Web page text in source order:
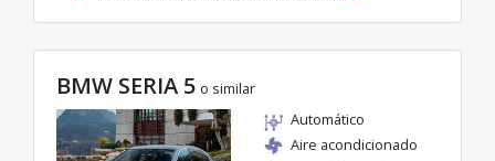
BMW SERIA 5 o similar
Automático
Aire acondicionado